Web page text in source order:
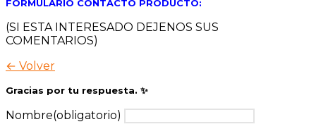
FORMULARIO CONTACTO PRODUCTO:
(SI ESTA INTERESADO DEJENOS SUS
COMENTARIOS)
← Volver
Gracias por tu respuesta. ✨
Nombre(obligatorio)